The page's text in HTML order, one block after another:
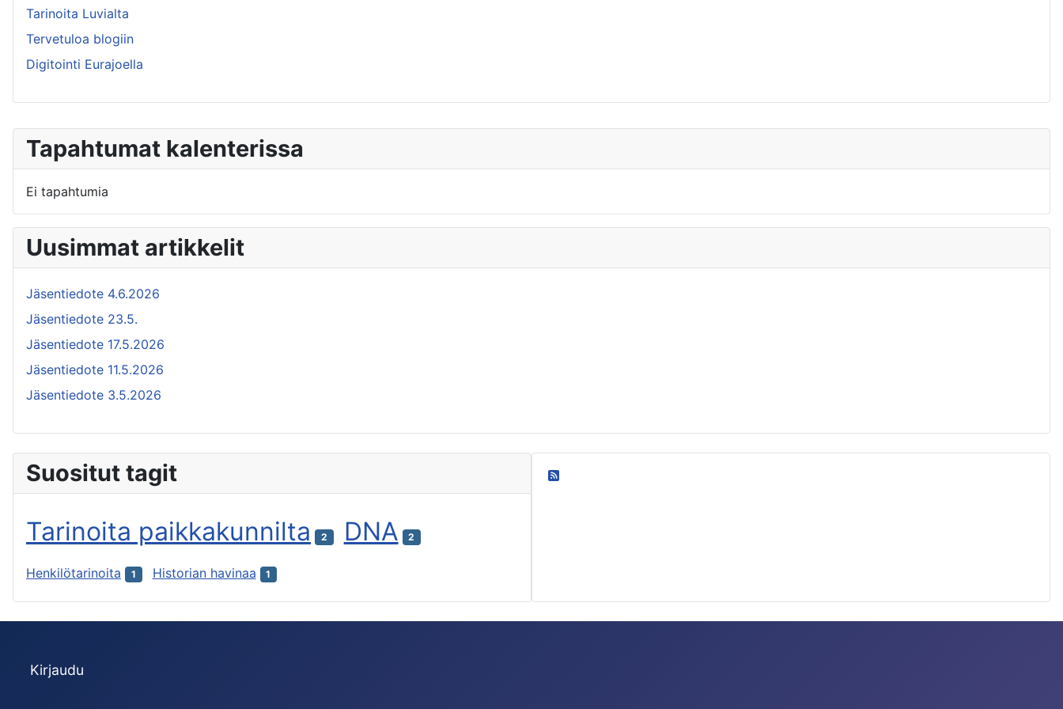
Tapahtumat kalenterissa
Ei tapahtumia
Uusimmat artikkelit
Jäsentiedote 4.6.2026
Jäsentiedote 23.5.
Jäsentiedote 17.5.2026
Jäsentiedote 11.5.2026
Jäsentiedote 3.5.2026
Tarinoita Luvialta
Tervetuloa blogiin
Digitointi Eurajoella
Suositut tagit
Tarinoita paikkakunnilta 2 DNA 2
Henkilötarinoita 1 Historian havinaa 1
Kirjaudu